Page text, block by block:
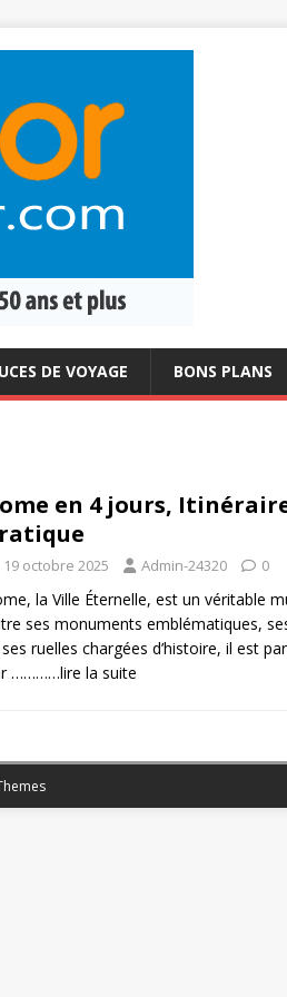
DE VOYAGE BONS PLANS
en 4 jours,
19 octobre 2025 Admin-24320 0
la Ville Éternelle, est un véritable
ses monuments emblématiques,
ruelles chargées d’histoire, il est
…………lire la suite